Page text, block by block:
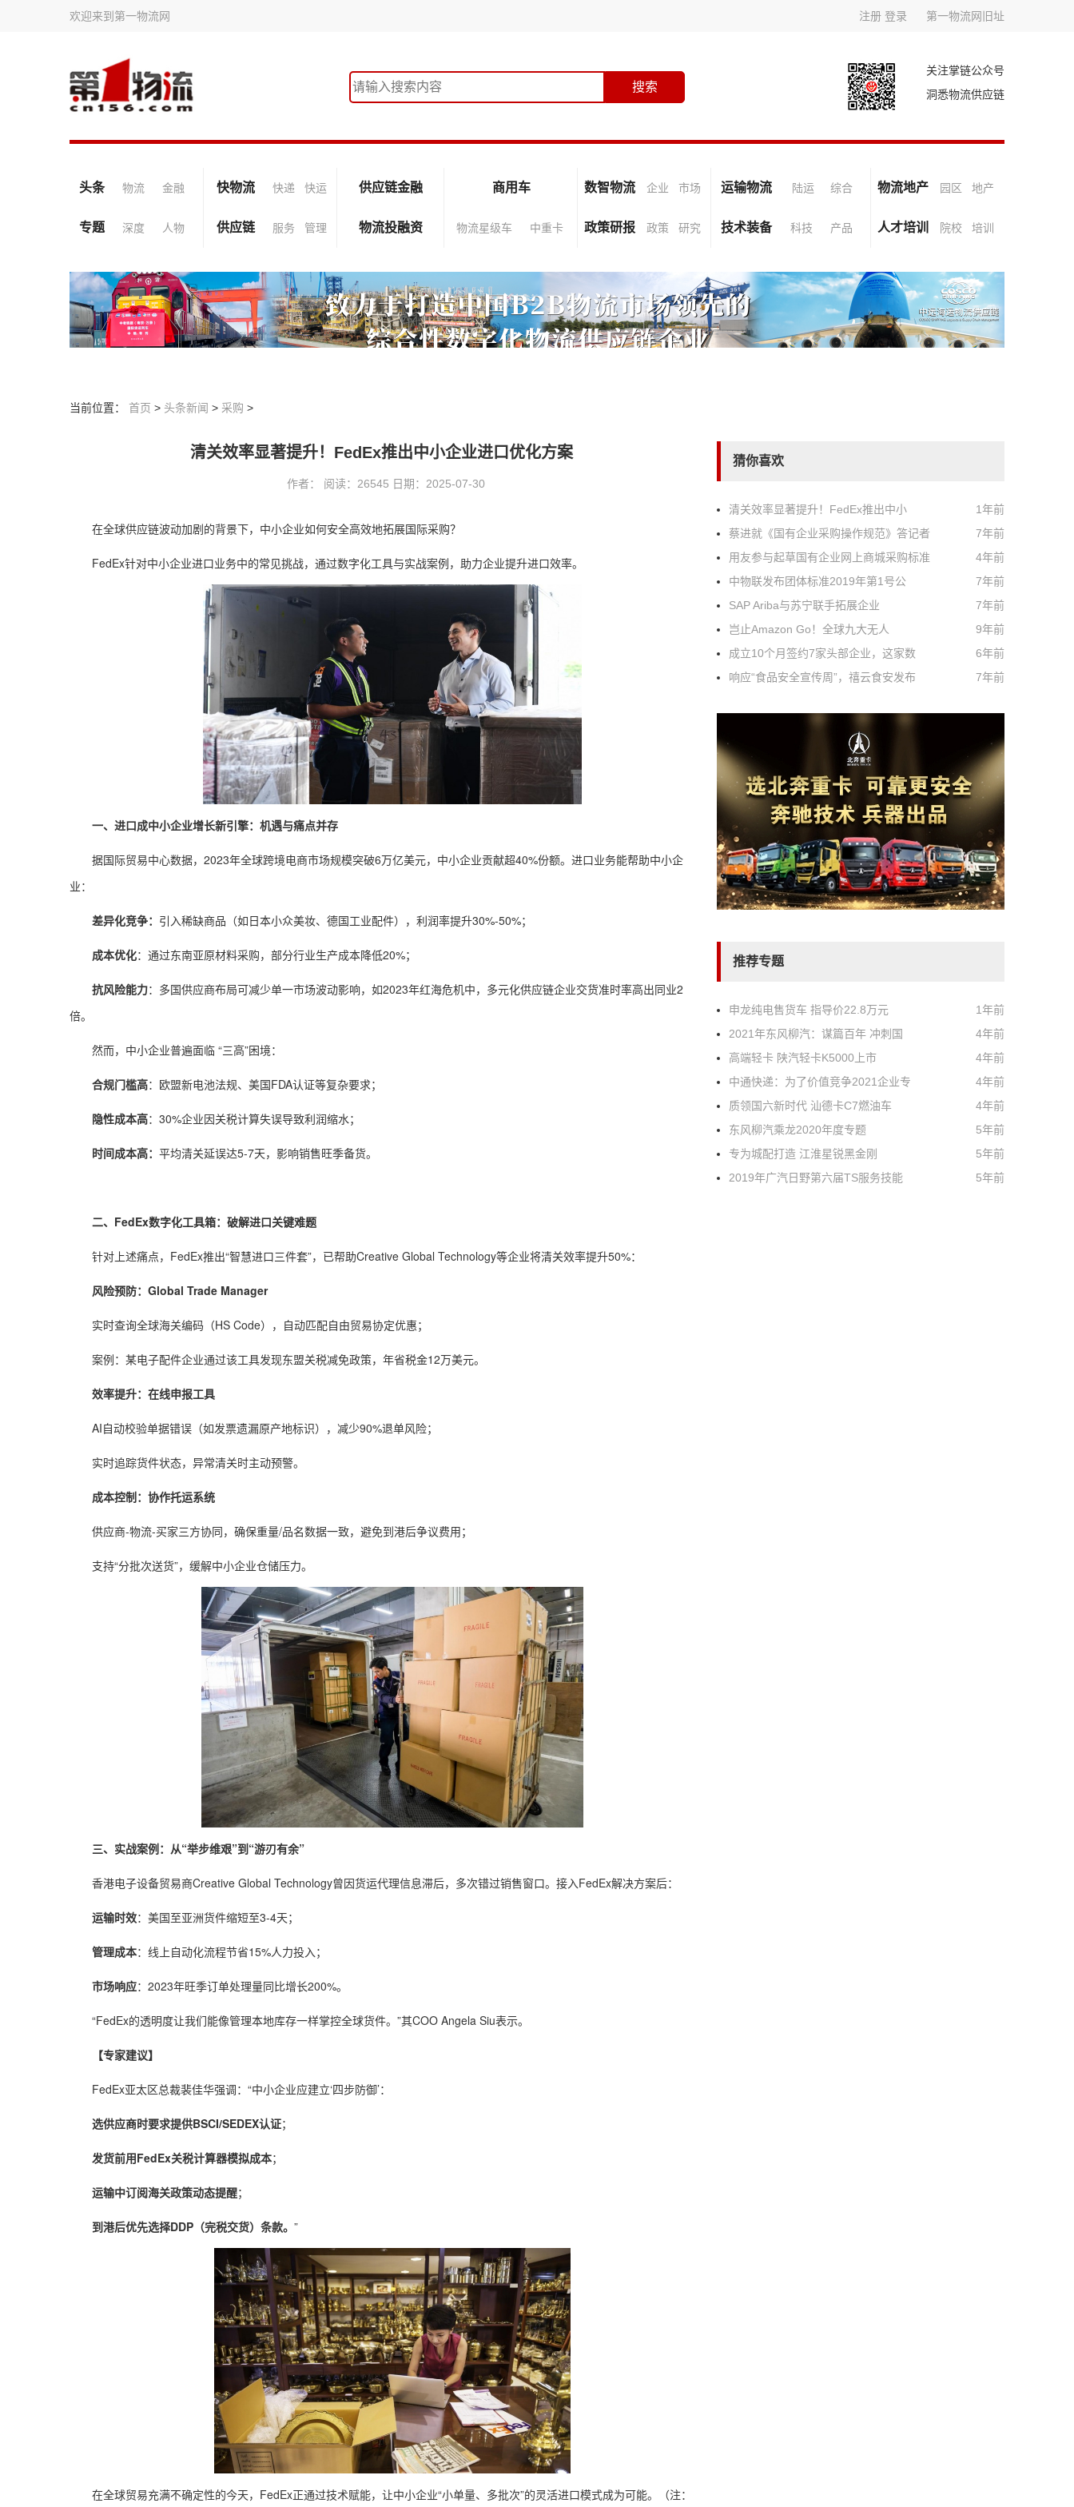
欢迎来到第一物流网 注册 登录 第一物流网旧址
关注掌链公众号
洞悉物流供应链
头条 物流 金融 快物流 快递 快运 供应链金融 商用车 数智物流 企业 市场 运输物流 陆运 综合 物流地产 园区 地产
专题 深度 人物 供应链 服务 管理 物流投融资 物流星级车 中重卡 政策研报 政策 研究 技术装备 科技 产品 人才培训 院校 培训
当前位置： 首页 > 头条新闻 > 采购 >
清关效率显著提升！FedEx推出中小企业进口优化方案
作者： 阅读：26545 日期：2025-07-30
在全球供应链波动加剧的背景下，中小企业如何安全高效地拓展国际采购？
FedEx针对中小企业进口业务中的常见挑战，通过数字化工具与实战案例，助力企业提升进口效率。
一、进口成中小企业增长新引擎：机遇与痛点并存
据国际贸易中心数据，2023年全球跨境电商市场规模突破6万亿美元，中小企业贡献超40%份额。进口业务能帮助中小企
业：
差异化竞争： 引入稀缺商品（如日本小众美妆、德国工业配件），利润率提升30%-50%；
成本优化：通过东南亚原材料采购，部分行业生产成本降低20%；
抗风险能力：多国供应商布局可减少单一市场波动影响，如2023年红海危机中，多元化供应链企业交货准时率高出同业2
倍。
然而，中小企业普遍面临 “三高”困境：
合规门槛高：欧盟新电池法规、美国FDA认证等复杂要求；
隐性成本高：30%企业因关税计算失误导致利润缩水；
时间成本高： 平均清关延误达5-7天，影响销售旺季备货。
二、FedEx数字化工具箱：破解进口关键难题
针对上述痛点，FedEx推出“智慧进口三件套”，已帮助Creative Global Technology等企业将清关效率提升50%：
风险预防：Global Trade Manager
实时查询全球海关编码（HS Code），自动匹配自由贸易协定优惠；
案例：某电子配件企业通过该工具发现东盟关税减免政策，年省税金12万美元。
效率提升：在线申报工具
AI自动校验单据错误（如发票遗漏原产地标识），减少90%退单风险；
实时追踪货件状态，异常清关时主动预警。
成本控制：协作托运系统
供应商-物流-买家三方协同，确保重量/品名数据一致，避免到港后争议费用；
支持“分批次送货”，缓解中小企业仓储压力。
三、实战案例：从“举步维艰”到“游刃有余”
香港电子设备贸易商Creative Global Technology曾因货运代理信息滞后，多次错过销售窗口。接入FedEx解决方案后：
运输时效：美国至亚洲货件缩短至3-4天；
管理成本：线上自动化流程节省15%人力投入；
市场响应：2023年旺季订单处理量同比增长200%。
“FedEx的透明度让我们能像管理本地库存一样掌控全球货件。”其COO Angela Siu表示。
【专家建议】
FedEx亚太区总裁裴佳华强调：“中小企业应建立‘四步防御’：
选供应商时要求提供BSCI/SEDEX认证；
发货前用FedEx关税计算器模拟成本；
运输中订阅海关政策动态提醒；
到港后优先选择DDP（完税交货）条款。 ”
在全球贸易充满不确定性的今天，FedEx正通过技术赋能，让中小企业“小单量、多批次”的灵活进口模式成为可能。（注：
猜你喜欢
清关效率显著提升！FedEx推出中小
1年前
蔡进就《国有企业采购操作规范》答记者
7年前
用友参与起草国有企业网上商城采购标准
4年前
中物联发布团体标准2019年第1号公
7年前
SAP Ariba与苏宁联手拓展企业
7年前
岂止Amazon Go！全球九大无人
9年前
成立10个月签约7家头部企业，这家数
6年前
响应“食品安全宣传周”，禧云食安发布
7年前
推荐专题
申龙纯电售货车 指导价22.8万元
1年前
2021年东风柳汽：谋篇百年 冲刺国
4年前
高端轻卡 陕汽轻卡K5000上市
4年前
中通快递：为了价值竞争2021企业专
4年前
质领国六新时代 汕德卡C7燃油车
4年前
东风柳汽乘龙2020年度专题
5年前
专为城配打造 江淮星锐黑金刚
5年前
2019年广汽日野第六届TS服务技能
5年前